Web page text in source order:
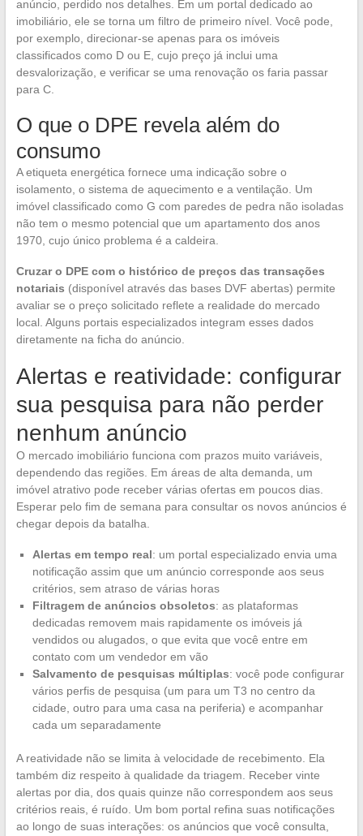
anúncio, perdido nos detalhes. Em um portal dedicado ao
imobiliário, ele se torna um filtro de primeiro nível. Você pode,
por exemplo, direcionar-se apenas para os imóveis
classificados como D ou E, cujo preço já inclui uma
desvalorização, e verificar se uma renovação os faria passar
para C.
O que o DPE revela além do
consumo
A etiqueta energética fornece uma indicação sobre o
isolamento, o sistema de aquecimento e a ventilação. Um
imóvel classificado como G com paredes de pedra não isoladas
não tem o mesmo potencial que um apartamento dos anos
1970, cujo único problema é a caldeira.
Cruzar o DPE com o histórico de preços das transações
notariais (disponível através das bases DVF abertas) permite
avaliar se o preço solicitado reflete a realidade do mercado
local. Alguns portais especializados integram esses dados
diretamente na ficha do anúncio.
Alertas e reatividade: configurar
sua pesquisa para não perder
nenhum anúncio
O mercado imobiliário funciona com prazos muito variáveis,
dependendo das regiões. Em áreas de alta demanda, um
imóvel atrativo pode receber várias ofertas em poucos dias.
Esperar pelo fim de semana para consultar os novos anúncios é
chegar depois da batalha.
Alertas em tempo real: um portal especializado envia uma
notificação assim que um anúncio corresponde aos seus
critérios, sem atraso de várias horas
Filtragem de anúncios obsoletos: as plataformas
dedicadas removem mais rapidamente os imóveis já
vendidos ou alugados, o que evita que você entre em
contato com um vendedor em vão
Salvamento de pesquisas múltiplas: você pode configurar
vários perfis de pesquisa (um para um T3 no centro da
cidade, outro para uma casa na periferia) e acompanhar
cada um separadamente
A reatividade não se limita à velocidade de recebimento. Ela
também diz respeito à qualidade da triagem. Receber vinte
alertas por dia, dos quais quinze não correspondem aos seus
critérios reais, é ruído. Um bom portal refina suas notificações
ao longo de suas interações: os anúncios que você consulta,